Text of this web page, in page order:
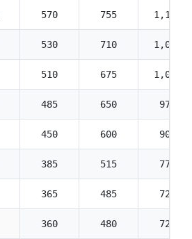
570 755 1,135
530 710 1,065
510 675 1,015
485 650 975
450 600 900
385 515 775
365 485 725
360 480 720